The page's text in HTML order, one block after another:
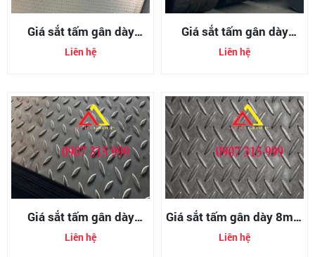
Giá sắt tấm gân dày
14mm (tole gân chống
trượt 14li)
Liên hệ
Giá sắt tấm gân dày
12mm (tole gân chống
trượt 12li)
Liên hệ
Giá sắt tấm gân dày
10mm (tole gân chống
trượt 10li)
Liên hệ
Giá sắt tấm gân dày 8mm
(tole gân chống trượt 8li)
Liên hệ